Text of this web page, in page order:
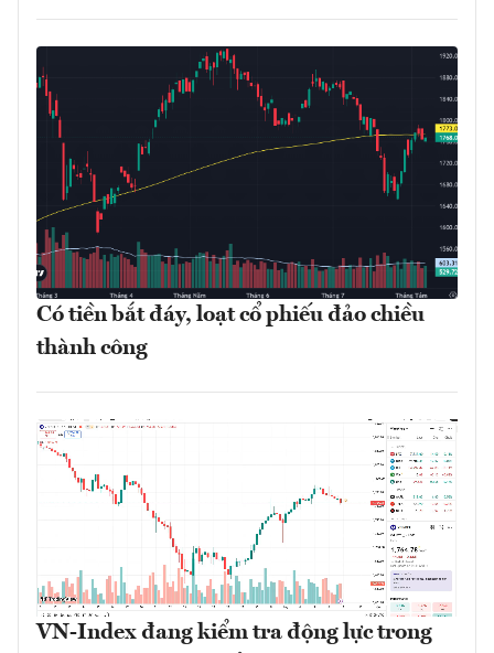
Có tiền bắt đáy, loạt cổ phiếu đảo chiều
thành công
VN-Index đang kiểm tra động lực trong